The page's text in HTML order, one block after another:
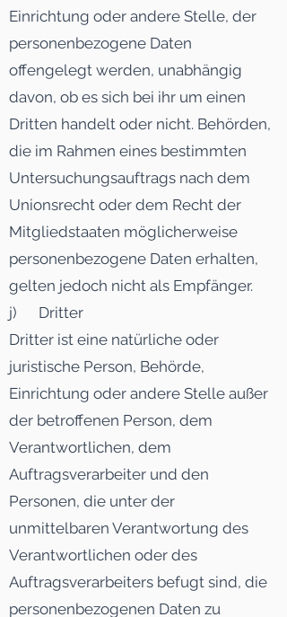
Einrichtung oder andere Stelle, der
personenbezogene Daten
offengelegt werden, unabhängig
davon, ob es sich bei ihr um einen
Dritten handelt oder nicht. Behörden,
die im Rahmen eines bestimmten
Untersuchungsauftrags nach dem
Unionsrecht oder dem Recht der
Mitgliedstaaten möglicherweise
personenbezogene Daten erhalten,
gelten jedoch nicht als Empfänger.
j) Dritter
Dritter ist eine natürliche oder
juristische Person, Behörde,
Einrichtung oder andere Stelle außer
der betroffenen Person, dem
Verantwortlichen, dem
Auftragsverarbeiter und den
Personen, die unter der
unmittelbaren Verantwortung des
Verantwortlichen oder des
Auftragsverarbeiters befugt sind, die
personenbezogenen Daten zu